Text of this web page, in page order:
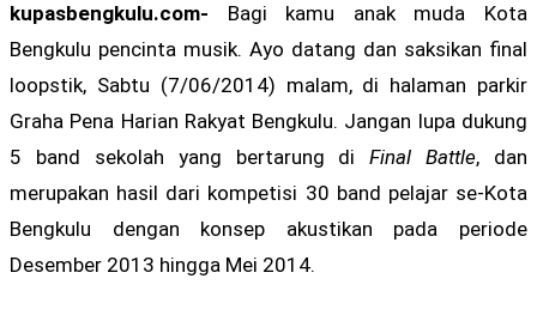
kupasbengkulu.com- Bagi kamu anak muda Kota
Bengkulu pencinta musik. Ayo datang dan saksikan final
loopstik, Sabtu (7/06/2014) malam, di halaman parkir
Graha Pena Harian Rakyat Bengkulu. Jangan lupa dukung
5 band sekolah yang bertarung diFinal Battle, dan
merupakan hasil dari kompetisi 30 band pelajar se-Kota
Bengkulu dengan konsep akustikan pada periode
Desember 2013 hingga Mei 2014.